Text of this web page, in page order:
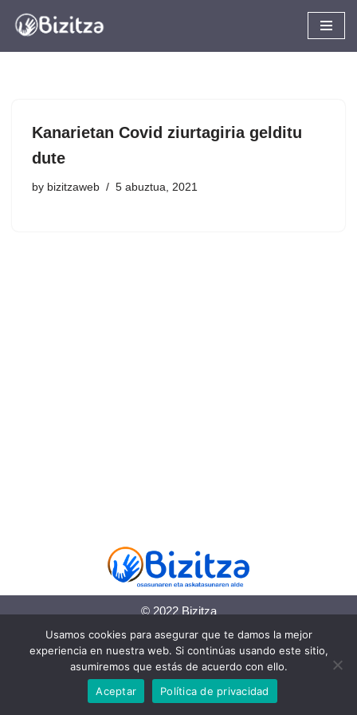
Kanarietan Covid ziurtagiria gelditu
dute
by bizitzaweb 5 abuztua, 2021
© 2022 Bizitza
Lege-informazioa
Pribatutasun politika
Usamos cookies para asegurar que te damos la mejor
experiencia en nuestra web. Si continúas usando este sitio,
asumiremos que estás de acuerdo con ello.
Aceptar
Política de privacidad